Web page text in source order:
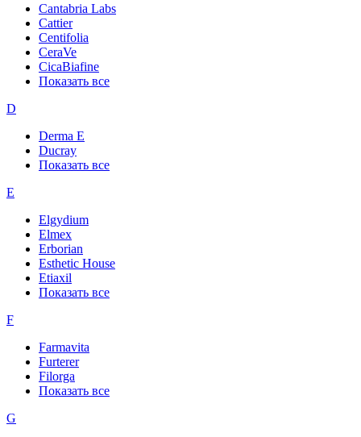
Cantabria Labs
Cattier
Centifolia
CeraVe
CicaBiafine
Показать все
D
Derma E
Ducray
Показать все
E
Elgydium
Elmex
Erborian
Esthetic House
Etiaxil
Показать все
F
Farmavita
Furterer
Filorga
Показать все
G